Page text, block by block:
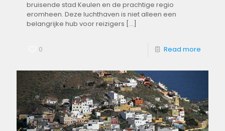
bruisende ⁤stad Keulen ‌en de prachtige regio
eromheen. Deze⁢ luchthaven is ‌niet alleen een
belangrijke hub voor reizigers […]
0 Read more